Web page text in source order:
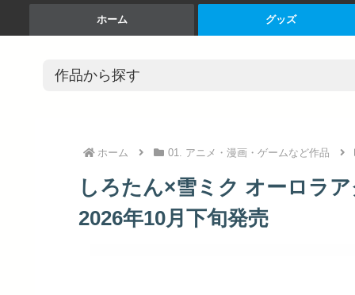
ホーム グッズ
ホーム 01. アニメ・漫画・ゲームなど作品
しろたん×雪ミク オーロラ
2026年10月下旬発売